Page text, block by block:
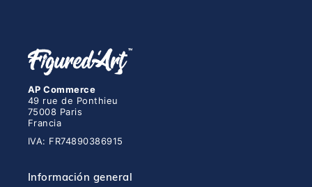
AP Commerce
49 rue de Ponthieu
75008 Paris
Francia
IVA: FR74890386915
Información general